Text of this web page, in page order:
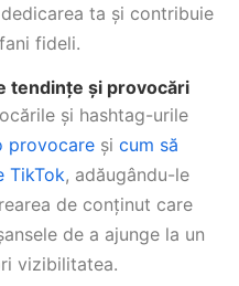
ta și contribuie
fideli.
tendințe și provocări
și hashtag-urile
provocare și cum să
TikTok, adăugându-le
de conținut care
de a ajunge la un
vizibilitatea.